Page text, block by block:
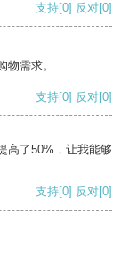
支持[0] 反对[0]
需求。
支持[0] 反对[0]
高了50%，让我能够
支持[0] 反对[0]